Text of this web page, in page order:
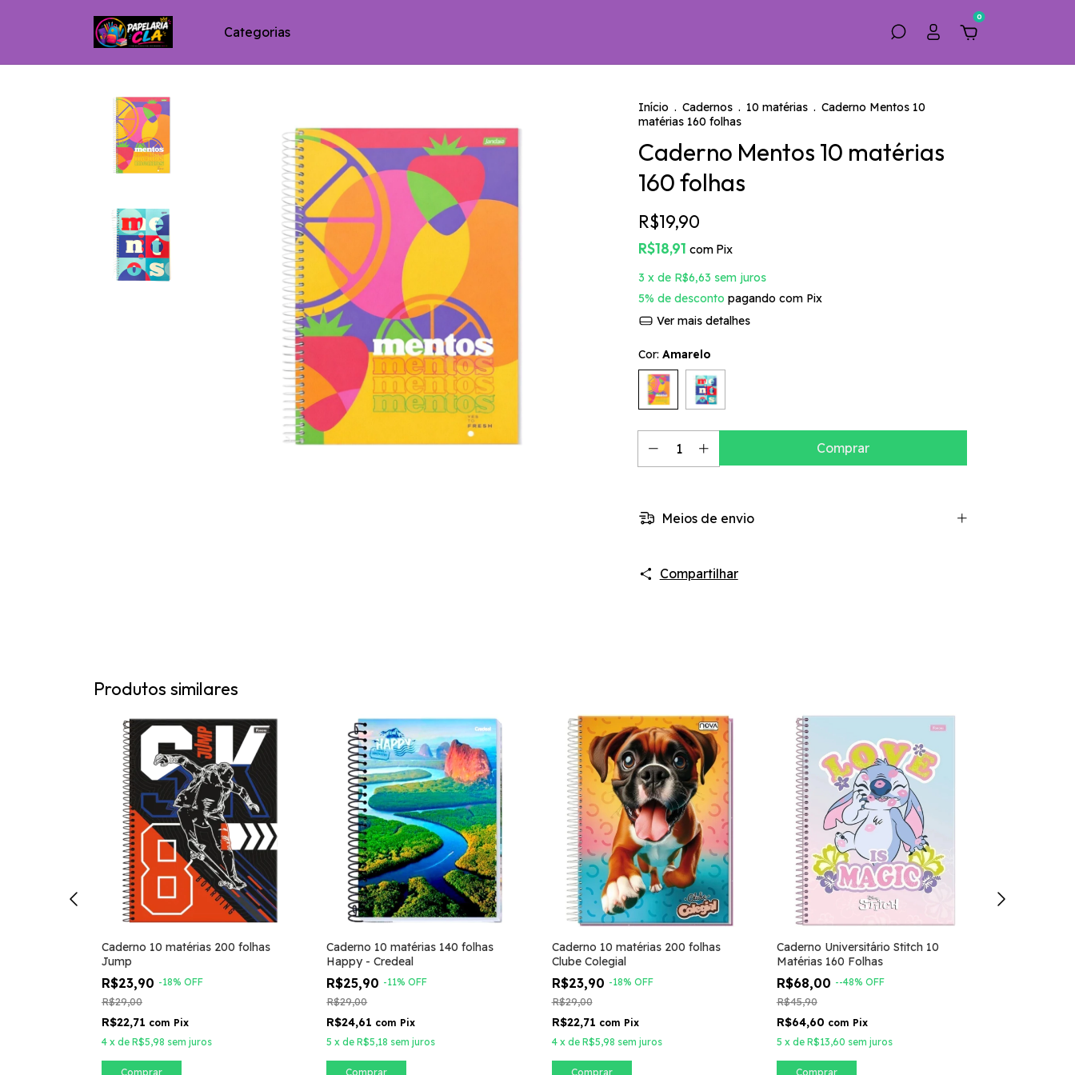
Categorias
0
Início . Cadernos . 10 matérias . Caderno Mentos 10
matérias 160 folhas
Caderno Mentos 10 matérias
160 folhas
R$19,90
R$18,91 com Pix
3 x de R$6,63 sem juros
5% de desconto pagando com Pix
Ver mais detalhes
Cor: Amarelo
Meios de envio
Compartilhar
Produtos similares
Caderno 10 matérias 200 folhas
Jump
R$23,90 -18% OFF
R$29,00
R$22,71 com Pix
4 x de R$5,98 sem juros
Comprar
Caderno 10 matérias 140 folhas
Happy - Credeal
R$25,90 -11%OFF
R$29,00
R$24,61 com Pix
5 xdeR$5,18 sem juros
Comprar
Caderno 10 matérias 200 folhas
Clube Colegial
R$23,90 -18% OFF
R$29,00
R$22,71 com Pix
4 x de R$5,98 sem juros
Comprar
Caderno Universitário Stitch 10
Matérias 160 Folhas
R$68,00 --48% OFF
R$45,90
R$64,60 com Pix
5 x de R$13,60 sem juros
Comprar